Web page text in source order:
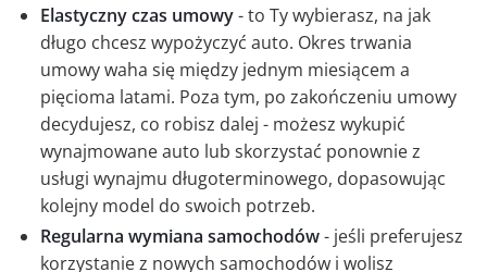
Elastyczny czas umowy- to Ty wybierasz, na jak
długo chcesz wypożyczyć auto. Okres trwania
umowy waha się między jednym miesiącem a
pięcioma latami. Poza tym, po zakończeniu umowy
decydujesz, co robisz dalej - możesz wykupić
wynajmowane auto lub skorzystać ponownie z
usługi wynajmu długoterminowego, dopasowując
kolejny model do swoich potrzeb.
Regularna wymiana samochodów- jeśli preferujesz
korzystanie z nowych samochodów i wolisz